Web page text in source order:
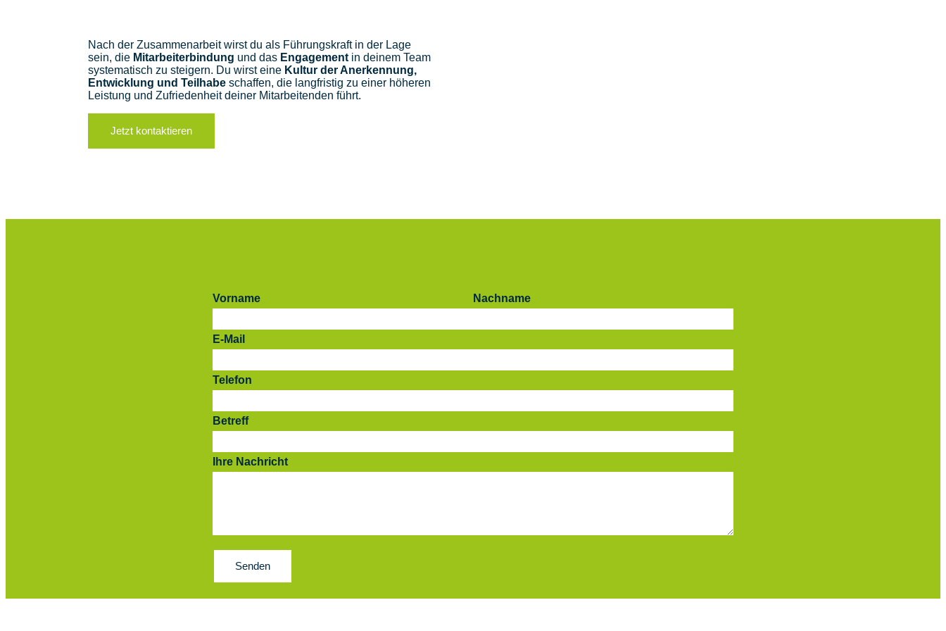
Nach der Zusammenarbeit wirst du als Führungskraft in der Lage
sein, die Mitarbeiterbindung und das Engagementin deinem Team
systematisch zu steigern. Du wirst eine Kultur der Anerkennung,
Entwicklung und Teilhabeschaffen, die langfristig zu einer höheren
Leistung und Zufriedenheit deiner Mitarbeitenden führt.
Jetzt kontaktieren
Vorname Nachname
E-Mail
Telefon
Betreff
Ihre Nachricht
Senden